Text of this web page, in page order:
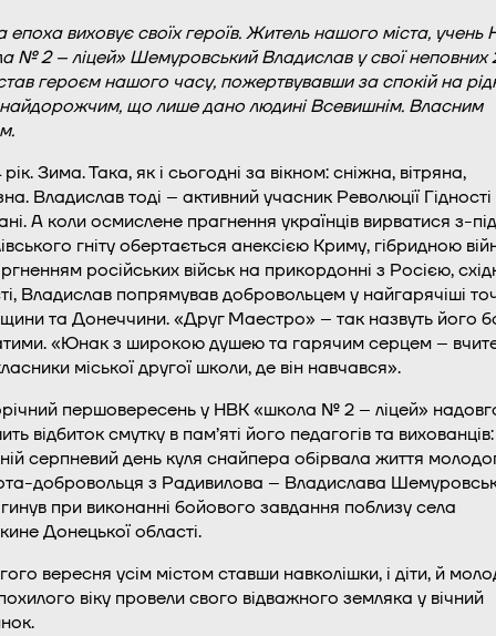
виховує своїх героїв. Житель нашого міста, учень
№ 2 – ліцей» Шемуровський Владислав у свої неповних
героєм нашого часу, пожертвувавши за спокій на
найдорожчим, що лише дано людині Всевишнім. Власним
Зима. Така, як і сьогодні за вікном: сніжна, вітряна,
Владислав тоді – активний учасник Революції
А коли осмислене прагнення українців вирватися з-під
гніту обертається анексією Криму, гібридною
російських військ на прикордонні з Росією,
Владислав попрямував добровольцем у найгарячіші
та Донеччини. «Друг Маестро» – так назвуть його
«Юнак з широкою душею та гарячим серцем –
міської другої школи, де він навчався».
першовересень у НВК «школа № 2 – ліцей»
відбиток смутку в пам’яті його педагогів та
серпневий день куля снайпера обірвала життя
добровольця з Радивилова – Владислава
при виконанні бойового завдання поблизу села
Донецької області.
вересня усім містом ставши навколішки, і діти, й
віку провели свого відважного земляка у вічний